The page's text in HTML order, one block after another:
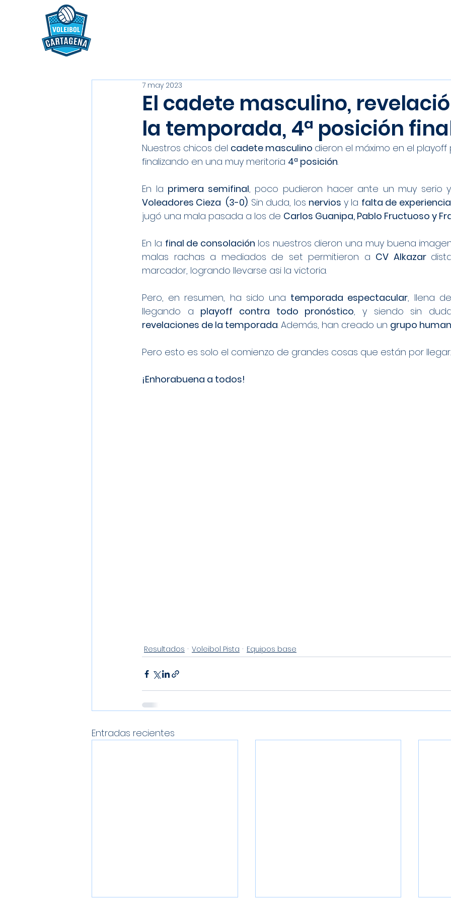
El cadete masculino,
la temporada, 4ª posición
7 may 2023
Nuestros chicos del cadete masculino dieron el máximo en el playoff
finalizando en una muy meritoria 4ª posición.
En la primera semifinal
Voleadores Cieza  (3-0). Sin duda, los nervios y la falta de experiencia
jugó una mala pasada a los de Carlos Guanipa, Pablo Fructuoso y
En la final de consolación los nuestros dieron una muy buena
malas rachas a mediados de set permitieron a CV Alkazar
marcador, logrando llevarse asi la victoria.
Pero, en resumen, ha sido una temporada espectacular, llena
llegando a playoff contra todo pronóstico
revelaciones de la temporada. Además, han creado un grupo
Pero esto es solo el comienzo de grandes cosas que están por llegar.
¡Enhorabuena a todos!
Resultados Voleibol Pista Equipos base
Entradas recientes